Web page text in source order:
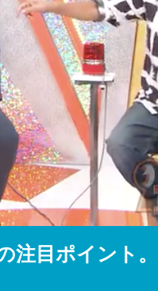
注目ポイント
『ア
E齋
ビュ